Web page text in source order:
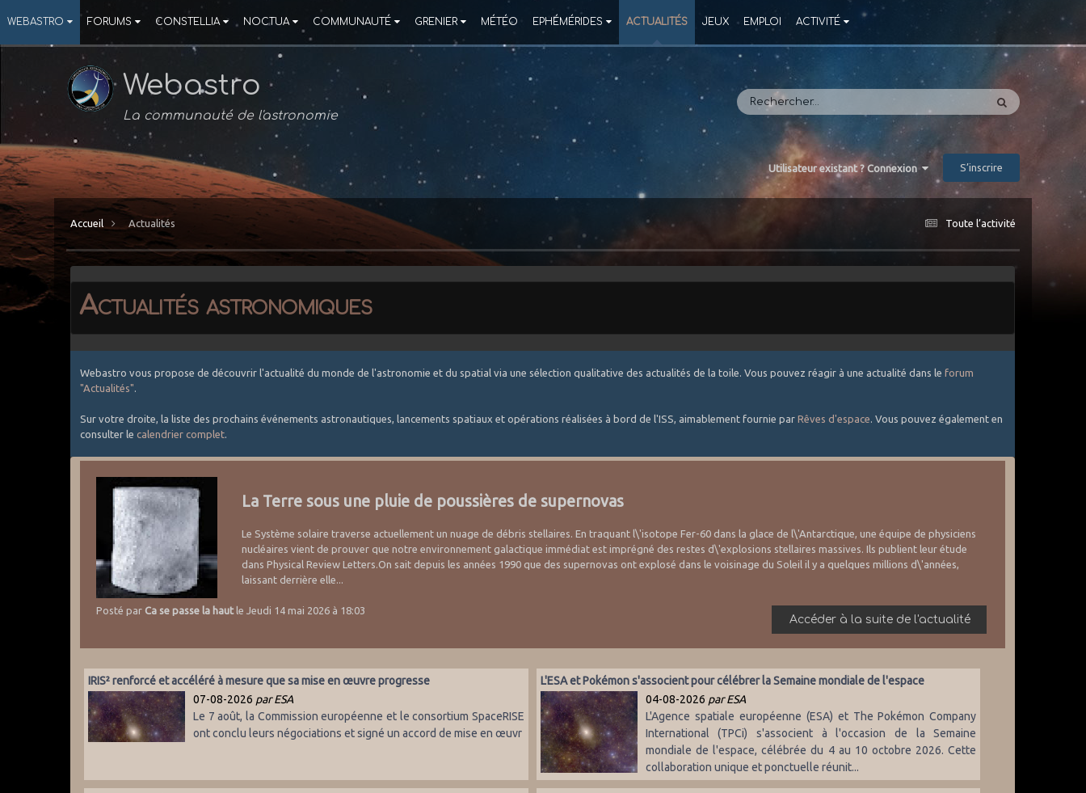
WEBASTRO FORUMS CONSTELLIA NOCTUA COMMUNAUTÉ GRENIER MÉTÉO EPHÉMÉRIDES ACTUALITÉS JEUX EMPLOI ACTIVITÉ
Webastro
La communauté de l'astronomie
Utilisateur existant ? Connexion S’inscrire
Toute l’activité
Accueil Actualités
Actualités astronomiques
Webastro vous propose de découvrir l'actualité du monde de l'astronomie et du spatial via une sélection qualitative des actualités de la toile. Vous pouvez réagir à une actualité dans leforum
"Actualités"
Sur votre droite, la liste des prochains événements astronautiques, lancements spatiaux et opérations réalisées à bord de l'ISS, aimablement fournie parRêves d'espace . Vous pouvez également en
consulter lecalendrier complet
La Terre sous une pluie de poussières de supernovas
Le Système solaire traverse actuellement un nuage de débris stellaires. En traquant l\'isotope Fer-60 dans la glace de l\'Antarctique, une équipe de physiciens
nucléaires vient de prouver que notre environnement galactique immédiat est imprégné des restes d\'explosions stellaires massives. Ils publient leur étude
dans Physical Review Letters.On sait depuis les années 1990 que des supernovas ont explosé dans le voisinage du Soleil il y a quelques millions d\'années,
laissant derrière elle...
Posté par Ca se passe la hautle Jeudi 14 mai 2026 à 18:03
Accéder à la suite de l'actualité
IRIS² renforcé et accéléré à mesure que sa mise en œuvre progresse
07-08-2026 par ESA
Le 7 août, la Commission européenne et le consortium SpaceRISE
ont conclu leurs négociations et signé un accord de mise en œuvr
L'ESA et Pokémon s'associent pour célébrer la Semaine mondiale de l'espace
04-08-2026 par ESA
L'Agence spatiale européenne (ESA) et The Pokémon Company
International (TPCi) s'associent à l'occasion de la Semaine
mondiale de l'espace, célébrée du 4 au 10 octobre 2026. Cette
collaboration unique et ponctuelle réunit...